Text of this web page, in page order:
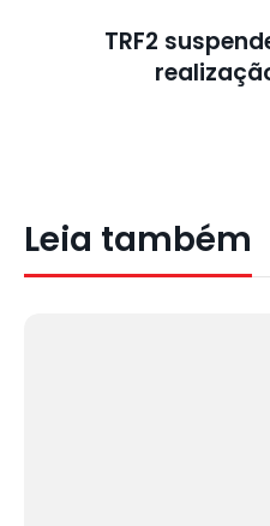
TRF2
Leia também